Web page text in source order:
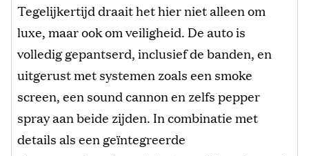
Tegelijkertijd draait het hier niet alleen om
luxe, maar ook om veiligheid. De auto is
volledig gepantserd, inclusief de banden, en
uitgerust met systemen zoals een smoke
screen, een sound cannon en zelfs pepper
spray aan beide zijden. In combinatie met
details als een geïntegreerde